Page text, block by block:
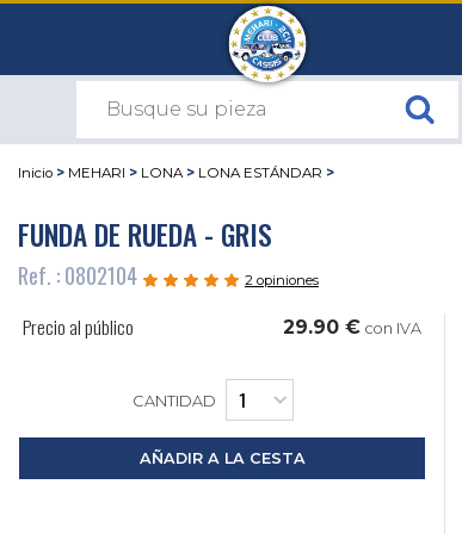
Inicio > MEHARI > LONA > LONA ESTÁNDAR >
FUNDA DE RUEDA - GRIS
Ref. : 0802104 2 opiniones
Precio al público 29.90 € con IVA
CANTIDAD
AÑADIR A LA CESTA